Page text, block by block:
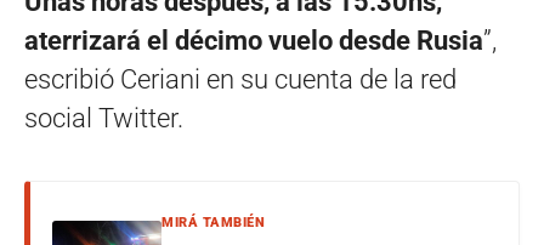
aterrizará el décimo vuelo desde Rusia”,
escribió Ceriani en su cuenta de la red
social Twitter.
MIRÁ TAMBIÉN